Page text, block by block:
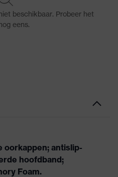
oorkappen; antislip-
hoofdband;
Foam.